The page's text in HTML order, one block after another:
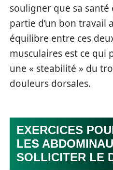
souligner que sa
partie d’un bon travail
équilibre entre ces
musculaires est ce
une « steabilité » du
douleurs dorsales.
EXERCICES
LES
SOLLICITER LE